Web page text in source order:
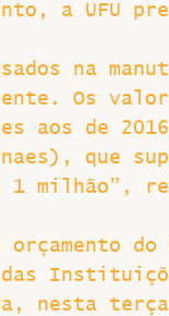
a UFU
na
Os
aos de
que
1 milhão”,
do
das
nesta